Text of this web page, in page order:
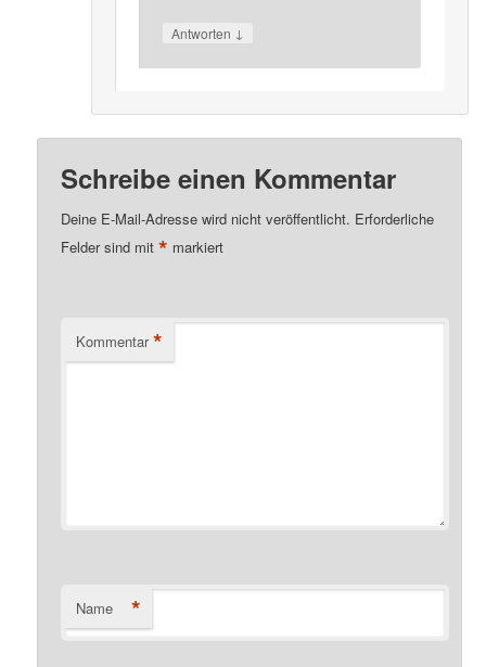
Antworten ↓
Schreibe einen Kommentar
Deine E-Mail-Adresse wird nicht veröffentlicht. Erforderliche
Felder sind mit* markiert
Kommentar *
Name *